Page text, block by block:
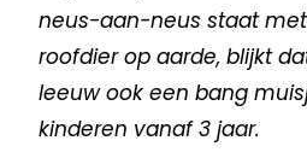
neus-aan-neus staat
roofdier op aarde, blijkt
leeuw ook een bang
kinderen vanaf 3 jaar.